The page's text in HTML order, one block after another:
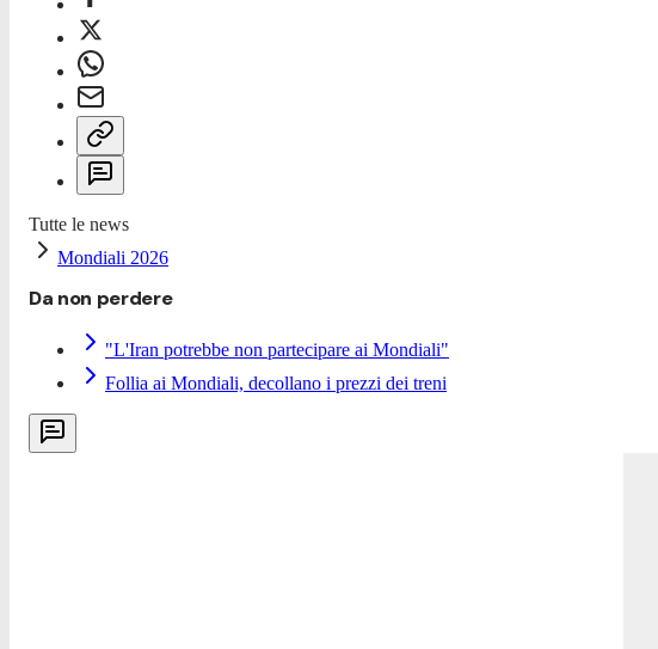
Tutte le news
Mondiali 2026
Da non perdere
"L'Iran potrebbe non partecipare ai Mondiali"
Follia ai Mondiali, decollano i prezzi dei treni